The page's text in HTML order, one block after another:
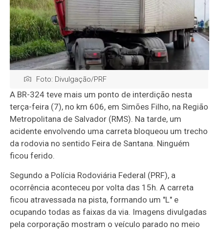
Foto: Divulgação/PRF
A BR-324 teve mais um ponto de interdição nesta
terça-feira (7), no km 606, em Simões Filho, na Região
Metropolitana de Salvador (RMS). Na tarde, um
acidente envolvendo uma carreta bloqueou um trecho
da rodovia no sentido Feira de Santana. Ninguém
ficou ferido.
Segundo a Polícia Rodoviária Federal (PRF), a
ocorrência aconteceu por volta das 15h. A carreta
ficou atravessada na pista, formando um "L" e
ocupando todas as faixas da via. Imagens divulgadas
pela corporação mostram o veículo parado no meio